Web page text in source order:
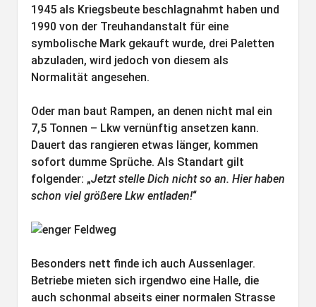
1945 als Kriegsbeute beschlagnahmt haben und
1990 von der Treuhandanstalt für eine
symbolische Mark gekauft wurde, drei Paletten
abzuladen, wird jedoch von diesem als
Normalität angesehen.
Oder man baut Rampen, an denen nicht mal ein
7,5 Tonnen – Lkw vernünftig ansetzen kann.
Dauert das rangieren etwas länger, kommen
sofort dumme Sprüche. Als Standart gilt
folgender: „Jetzt stelle Dich nicht so an. Hier haben
schon viel größere Lkw entladen!“
Besonders nett finde ich auch Aussenlager.
Betriebe mieten sich irgendwo eine Halle, die
auch schonmal abseits einer normalen Strasse